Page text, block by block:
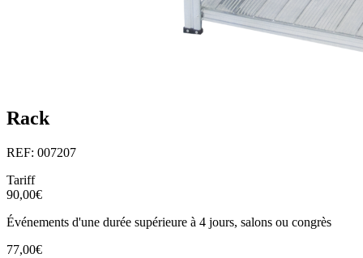
Rack
REF: 007207
Tariff
90,00€
Événements d'une durée supérieure à 4 jours, salons ou congrès
77,00€